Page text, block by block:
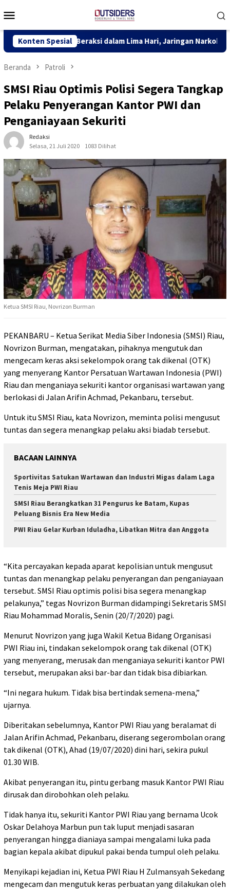
ke
Mobile
Konten Spesial
Beraksi dalam Lima Hari, Jaringan Narkoba Digagalkan TNI AL
Beranda Patroli
SMSI Riau Optimis Polisi Segera Tangkap
Pelaku Penyerangan Kantor PWI dan
Penganiayaan Sekuriti
Redaksi
Selasa, 21 Juli 2020
1083 Dilihat
Ketua SMSI Riau, Novrizon Burman
PEKANBARU – Ketua Serikat Media Siber Indonesia (SMSI) Riau,
Novrizon Burman, mengatakan, pihaknya mengutuk dan
mengecam keras aksi sekelompok orang tak dikenal (OTK)
yang menyerang Kantor Persatuan Wartawan Indonesia (PWI)
Riau dan menganiaya sekuriti kantor organisasi wartawan yang
berlokasi di Jalan Arifin Achmad, Pekanbaru, tersebut.
Untuk itu SMSI Riau, kata Novrizon, meminta polisi mengusut
tuntas dan segera menangkap pelaku aksi biadab tersebut.
BACAAN LAINNYA
Sportivitas Satukan Wartawan dan Industri Migas dalam Laga
Tenis Meja PWI Riau
SMSI Riau Berangkatkan 31 Pengurus ke Batam, Kupas
Peluang Bisnis Era New Media
PWI Riau Gelar Kurban Iduladha, Libatkan Mitra dan Anggota
“Kita percayakan kepada aparat kepolisian untuk mengusut
tuntas dan menangkap pelaku penyerangan dan penganiayaan
tersebut. SMSI Riau optimis polisi bisa segera menangkap
pelakunya,” tegas Novrizon Burman didampingi Sekretaris SMSI
Riau Mohammad Moralis, Senin (20/7/2020) pagi.
Menurut Novrizon yang juga Wakil Ketua Bidang Organisasi
PWI Riau ini, tindakan sekelompok orang tak dikenal (OTK)
yang menyerang, merusak dan menganiaya sekuriti kantor PWI
tersebut, merupakan aksi bar-bar dan tidak bisa dibiarkan.
“Ini negara hukum. Tidak bisa bertindak semena-mena,”
ujarnya.
Diberitakan sebelumnya, Kantor PWI Riau yang beralamat di
Jalan Arifin Achmad, Pekanbaru, diserang segerombolan orang
tak dikenal (OTK), Ahad (19/07/2020) dini hari, sekira pukul
01.30 WIB.
Akibat penyerangan itu, pintu gerbang masuk Kantor PWI Riau
dirusak dan dirobohkan oleh pelaku.
Tidak hanya itu, sekuriti Kantor PWI Riau yang bernama Ucok
Oskar Delahoya Marbun pun tak luput menjadi sasaran
penyerangan hingga dianiaya sampai mengalami luka pada
bagian kepala akibat dipukul pakai benda tumpul oleh pelaku.
Menyikapi kejadian ini, Ketua PWI Riau H Zulmansyah Sekedang
mengecam dan mengutuk keras perbuatan yang dilakukan oleh